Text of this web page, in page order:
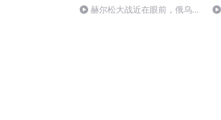
赫尔松大战近在眼前，俄乌冲